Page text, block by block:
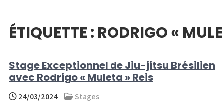
ÉTIQUETTE : RODRIGO «
Stage Exceptionnel de Jiu-jitsu Brésilien
avec Rodrigo « Muleta » Reis
24/03/2024
Stages